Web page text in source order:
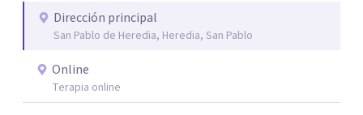
Dirección principal
San Pablo de Heredia, Heredia, San Pablo
Online
Terapia online